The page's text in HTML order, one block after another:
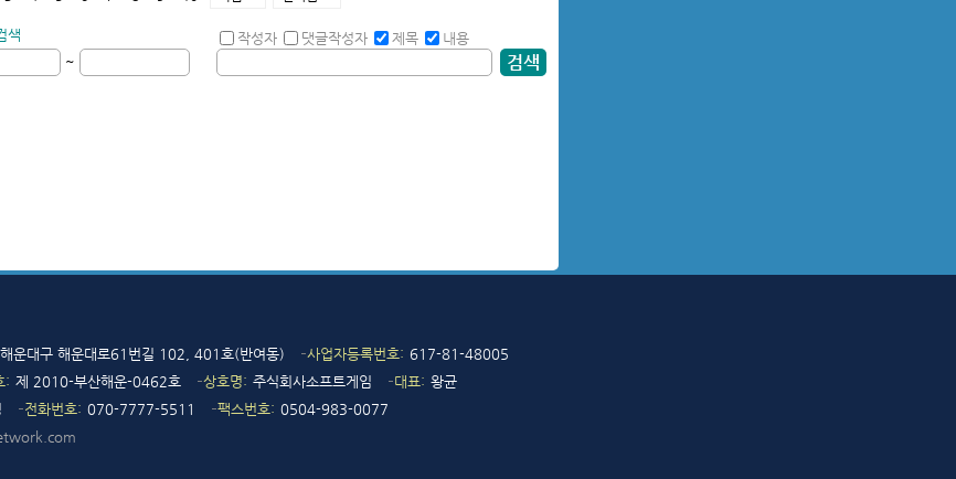
색
~
작성자 댓글작성자 제목 내용
검색
운대구 해운대로61번길 102, 401호(반여동) 사업자등록번호
617-81-48005
제 2010-부산해운-0462호 상호명 주식회사소프트게임 대표 왕균
전화번호 070-7777-5511 팩스번호 0504-983-0077